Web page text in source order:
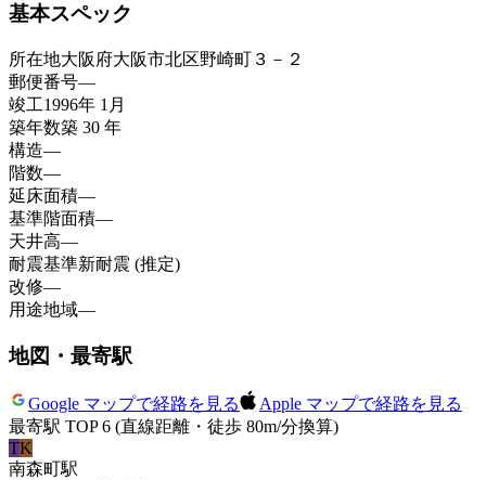
基本スペック
所在地大阪府大阪市北区野崎町３－２
郵便番号—
竣工1996年 1月
築年数築 30 年
構造—
階数—
延床面積—
基準階面積—
天井高—
耐震基準新耐震 (推定)
改修—
用途地域—
地図・最寄駅
Google マップで経路を見る
Apple マップで経路を見る
最寄駅 TOP 6 (直線距離・徒歩 80m/分換算)
TK
南森町駅